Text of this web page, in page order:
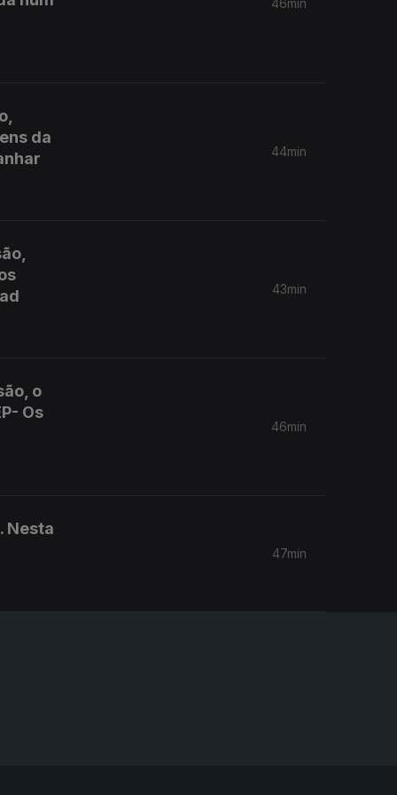
46min
da
44min
43min
o
Os
46min
Nesta
47min